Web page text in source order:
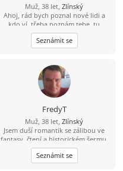
Muž, 38 let, Zlínský
Ahoj, rád bych poznal nové lidi a
kdo ví, třeba poznám tebe, tu
pravou...
Seznámit se
FredyT
Muž, 38 let, Zlínský
Jsem duší romantik se zálibou ve
fantasy, čtení a historickém šermu.
Rád si zajdu do kina a na různé akce.
Nekuřák a pijící jen příležitostně,
nebo lépe nikdy.
Seznámit se